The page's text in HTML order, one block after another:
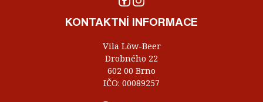
KONTAKTNÍ INFORMACE
Vila Löw-Beer
Drobného 22
602 00 Brno
IČO: 00089257